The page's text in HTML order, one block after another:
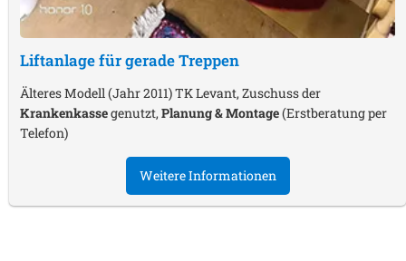
Liftanlage für gerade Treppen
Älteres Modell (Jahr 2011) TK Levant, Zuschuss der
Krankenkassegenutzt,Planung & Montage(Erstberatung per
Telefon)
Weitere Informationen